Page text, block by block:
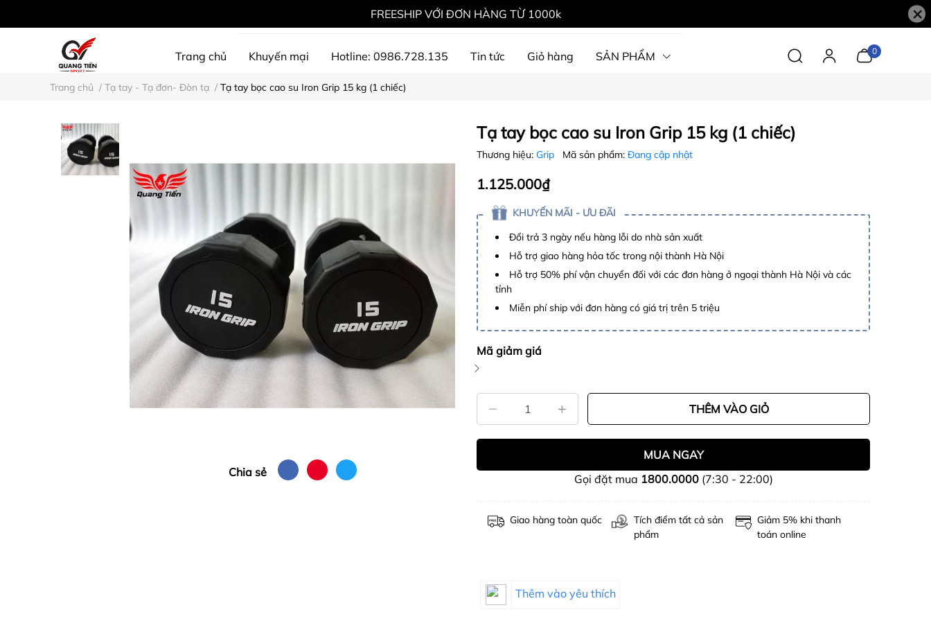
FREESHIP VỚI ĐƠN HÀNG TỪ 1000k ×
Trang chủ Khuyến mại Hotline: 0986.728.135 Tin tức Giỏ hàng SẢN PHẨM 0
Trang chủ / Tạ tay - Tạ đơn- Đòn tạ / Tạ tay bọc cao su Iron Grip 15 kg (1 chiếc)
Chia sẻ
Tạ tay bọc cao su Iron Grip 15 kg (1 chiếc)
Thương hiệu: Grip Mã sản phẩm: Đang cập nhật
1.125.000₫
KHUYẾN MÃI - ƯU ĐÃI
Đổi trả 3 ngày nếu hàng lỗi do nhà sản xuất
Hỗ trợ giao hàng hỏa tốc trong nội thành Hà Nội
Hỗ trợ 50% phí vận chuyển đối với các đơn hàng ở ngoại thành Hà Nội và các
tỉnh
Miễn phí ship với đơn hàng có giá trị trên 5 triệu
Mã giảm giá
THÊM VÀO GIỎ
MUA NGAY
Gọi đặt mua 1800.0000(7:30 - 22:00)
Giao hàng toàn quốc
Tích điểm tất cả sản
phẩm
Giảm 5% khi thanh
toán online
Thêm vào yêu thích